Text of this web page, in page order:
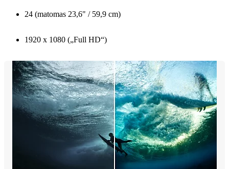
24 (matomas 23,6" / 59,9 cm)
1920 x 1080 („Full HD“)